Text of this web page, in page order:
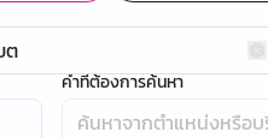
ต
คำที่ต้องการค้นหา